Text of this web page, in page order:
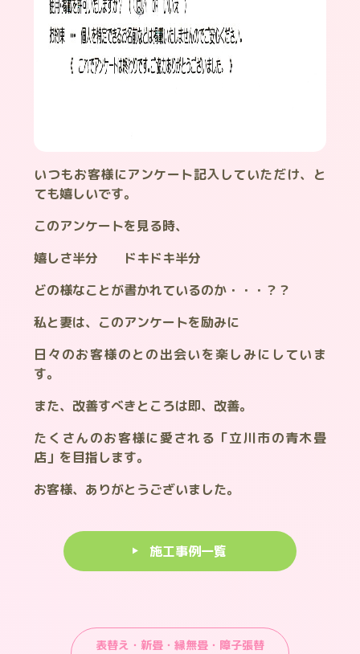
いつもお客様にアンケート記入していただけ、と
ても嬉しいです。
このアンケートを見る時、
嬉しさ半分 ドキドキ半分
どの様なことが書かれているのか・・・？？
私と妻は、このアンケートを励みに
日々のお客様のとの出会いを楽しみにしていま
す。
また、改善すべきところは即、改善。
たくさんのお客様に愛される「立川市の青木畳
店」を目指します。
お客様、ありがとうございました。
施工事例一覧
表替え・新畳・縁無畳・障子張替